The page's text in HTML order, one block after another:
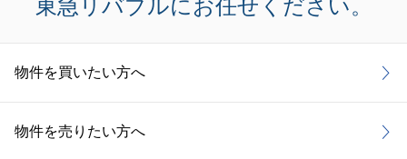
東急リバブルにお任せください。
物件を買いたい方へ
物件を売りたい方へ